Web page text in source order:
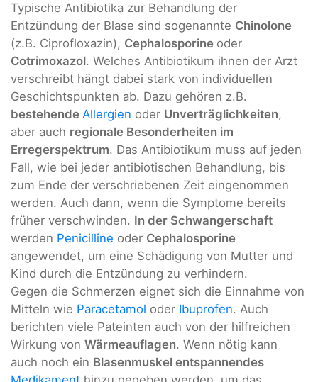
Typische Antibiotika zur Behandlung der
Entzündung der Blase sind sogenannte Chinolone
(z.B. Ciprofloxazin), Cephalosporine oder
Cotrimoxazol. Welches Antibiotikum ihnen der Arzt
verschreibt hängt dabei stark von individuellen
Geschichtspunkten ab. Dazu gehören z.B.
bestehende Allergien oder Unverträglichkeiten,
aber auch regionale Besonderheiten im
Erregerspektrum. Das Antibiotikum muss auf jeden
Fall, wie bei jeder antibiotischen Behandlung, bis
zum Ende der verschriebenen Zeit eingenommen
werden. Auch dann, wenn die Symptome bereits
früher verschwinden. In der Schwangerschaft
werden Penicilline oder Cephalosporine
angewendet, um eine Schädigung von Mutter und
Kind durch die Entzündung zu verhindern.
Gegen die Schmerzen eignet sich die Einnahme von
Mitteln wie Paracetamol oder Ibuprofen. Auch
berichten viele Pateinten auch von der hilfreichen
Wirkung von Wärmeauflagen. Wenn nötig kann
auch noch ein Blasenmuskel entspannendes